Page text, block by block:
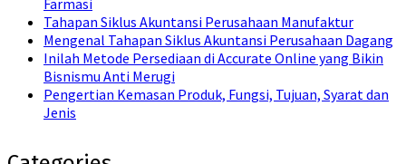
Farmasi
Tahapan Siklus Akuntansi Perusahaan Manufaktur
Mengenal Tahapan Siklus Akuntansi Perusahaan Dagang
Inilah Metode Persediaan di Accurate Online yang Bikin
Bisnismu Anti Merugi
Pengertian Kemasan Produk, Fungsi, Tujuan, Syarat dan
Jenis